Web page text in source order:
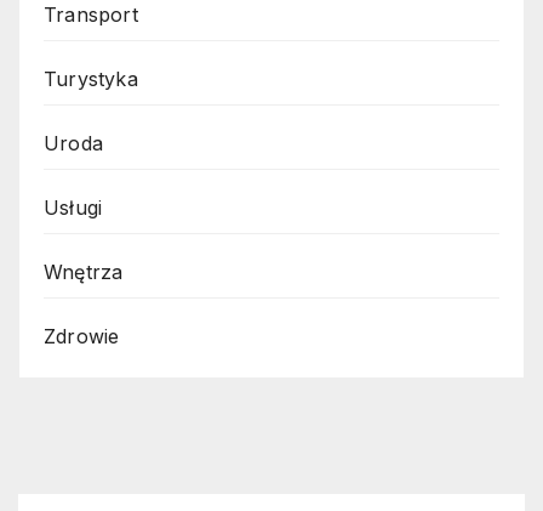
Transport
Turystyka
Uroda
Usługi
Wnętrza
Zdrowie